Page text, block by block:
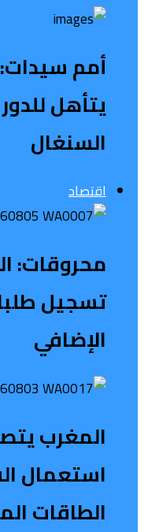
أمم
يتأهل
السنغال
اقتصاد
محروقات:
تسجيل
الإضافي
المغرب
استعمال
الطاقات